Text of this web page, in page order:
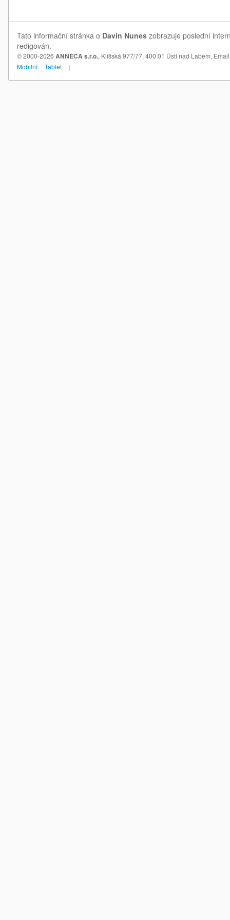
Tato informační stránka o Davin Nunes zobrazuje poslední
redigován.
© 2000-2026 ANNECA s.r.o., Klíšská 977/77, 400 01 Ústí nad Labem,
Mobilní
Tablet |